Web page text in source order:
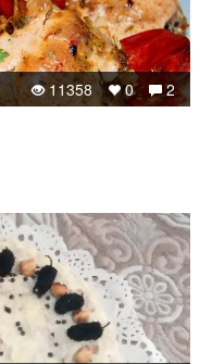
2
0
11358